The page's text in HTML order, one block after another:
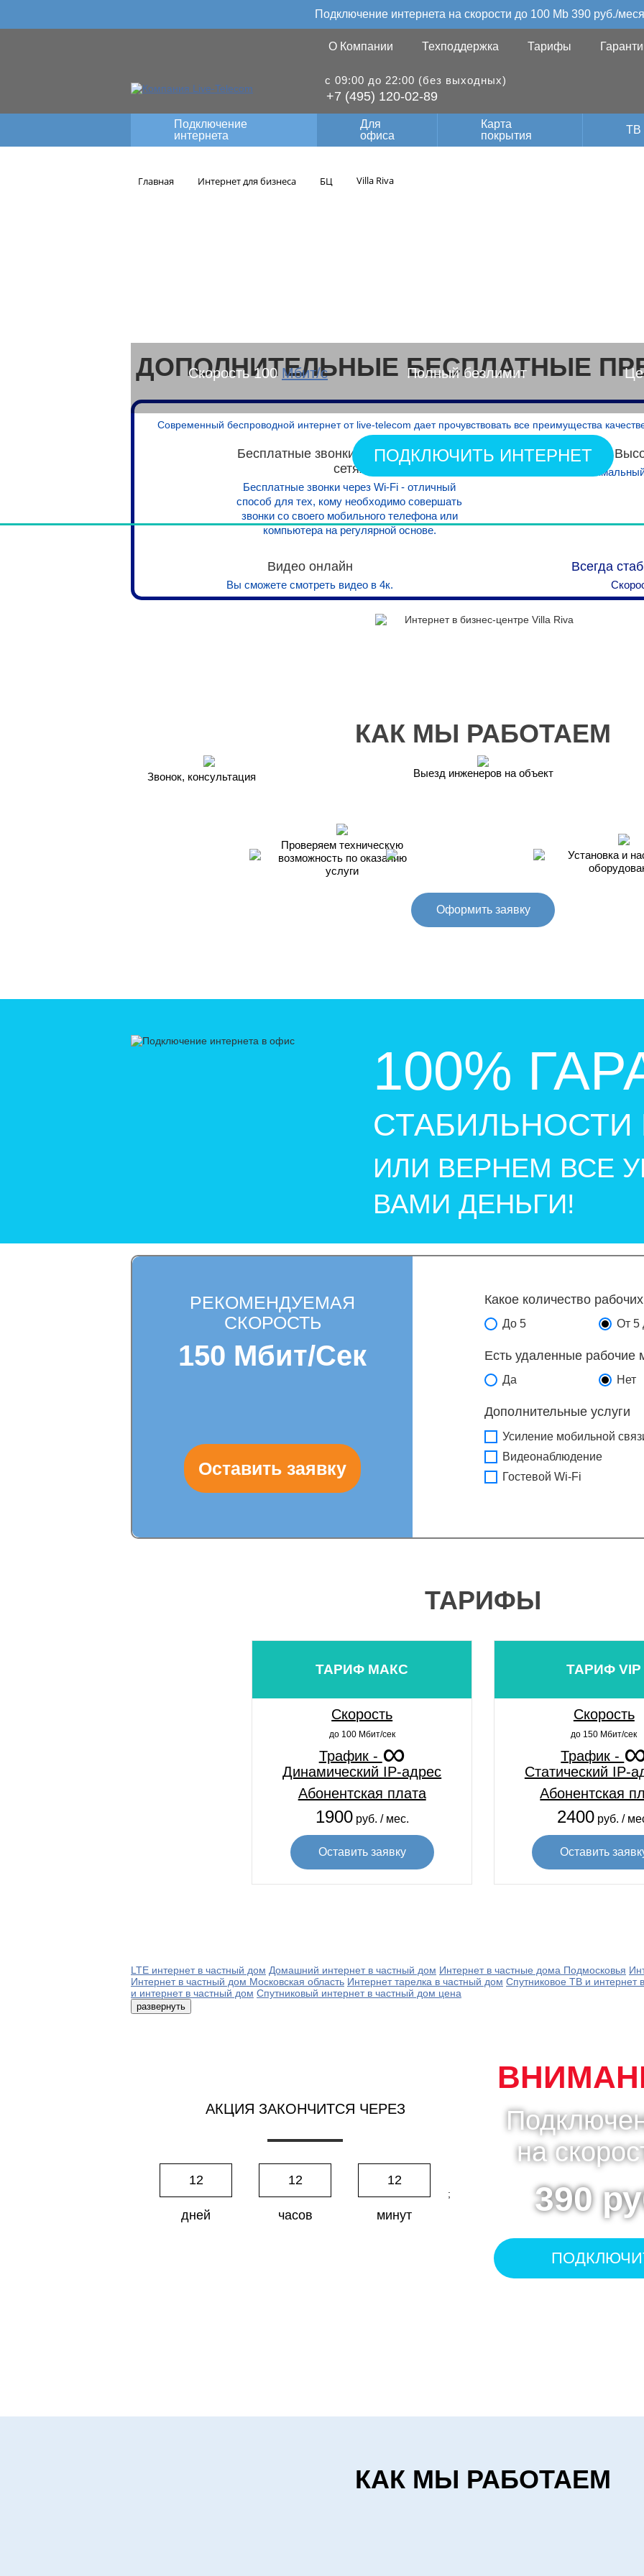
Подключение интернета на скорости до 100 Mb 390 руб./
О Компании Техподдержка Тарифы
с 09:00 до 22:00 (без выходных)
+7 (495) 120-02-89
Подключение
интернета
Для
офиса
Карта
покрытия
ТВ
Главная Интернет для бизнеса БЦ Villa Riva
Скорость 100 Мбит/с Полный безлимит
ПОДКЛЮЧИТЬ ИНТЕРНЕТ
ДОПОЛНИТЕЛЬНЫЕ БЕСПЛАТНЫЕ
Современный беспроводной интернет от live-telecom дает прочувствовать все преимущества
Бесплатные звонки и общение в соц.
сетях
Бесплатные звонки через Wi-Fi - отличный
способ для тех, кому необходимо совершать
звонки со своего мобильного телефона или
компьютера на регулярной основе.
Видео онлайн
Вы сможете смотреть видео в 4к.
Всегда
КАК МЫ РАБОТАЕМ
Звонок, консультация
Проверяем техническую
возможность по оказанию
услуги
Выезд инженеров на объект
Установка и
Оформить заявку
100%
СТАБИЛЬНОСТИ
ИЛИ ВЕРНЕМ ВСЕ
ВАМИ ДЕНЬГИ!
РЕКОМЕНДУЕМАЯ
СКОРОСТЬ
150 Мбит/Сек
Какое количество
До 5 От 5
Есть удаленные рабочие
Да Нет
Дополнительные услуги
Усиление мобильной
Видеонаблюдение
Гостевой Wi-Fi
ТАРИФЫ
ТАРИФ МАКС
Скорость
до 100 Мбит/сек
Трафик - ∞
Динамический IP-адрес
Абонентская плата
1900руб. / мес.
Оставить заявку
ТАРИФ VIP
Скорость
до 150 Мбит/сек
Трафик -
Статический IP-
Абонентская
2400 руб. /
Оставить
LTE интернет в частный дом Домашний интернет в частный дом Интернет в частные дома Подмосковья
Интернет в частный дом Московская область Интернет тарелка в частный дом Спутниковое ТВ и интернет
и интернет в частный дом Спутниковый интернет в частный дом цена
развернуть
АКЦИЯ ЗАКОНЧИТСЯ ЧЕРЕЗ
12
дней
12
часов
12
минут
;
на
390
КАК МЫ РАБОТАЕМ